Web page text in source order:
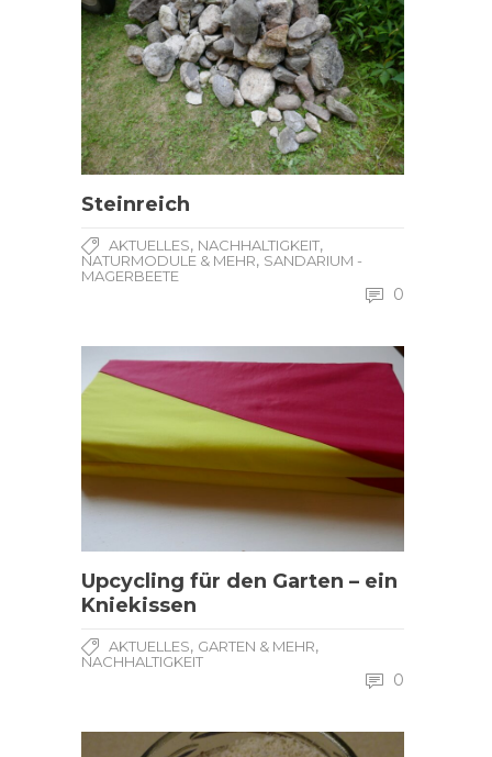
Steinreich
AKTUELLES, NACHHALTIGKEIT,
NATURMODULE & MEHR, SANDARIUM -
MAGERBEETE
0
Upcycling für den Garten – ein
Kniekissen
AKTUELLES, GARTEN & MEHR,
NACHHALTIGKEIT
0